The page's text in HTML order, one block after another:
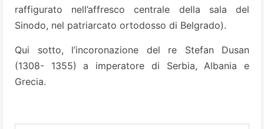
raffigurato nell’affresco centrale della sala del
Sinodo, nel patriarcato ortodosso di Belgrado).
Qui sotto, l’incoronazione del re Stefan Dusan
(1308- 1355) a imperatore di Serbia, Albania e
Grecia.